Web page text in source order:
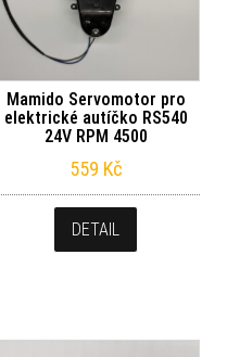
Mamido Servomotor pro
elektrické autíčko RS540
24V RPM 4500
559 Kč
DETAIL